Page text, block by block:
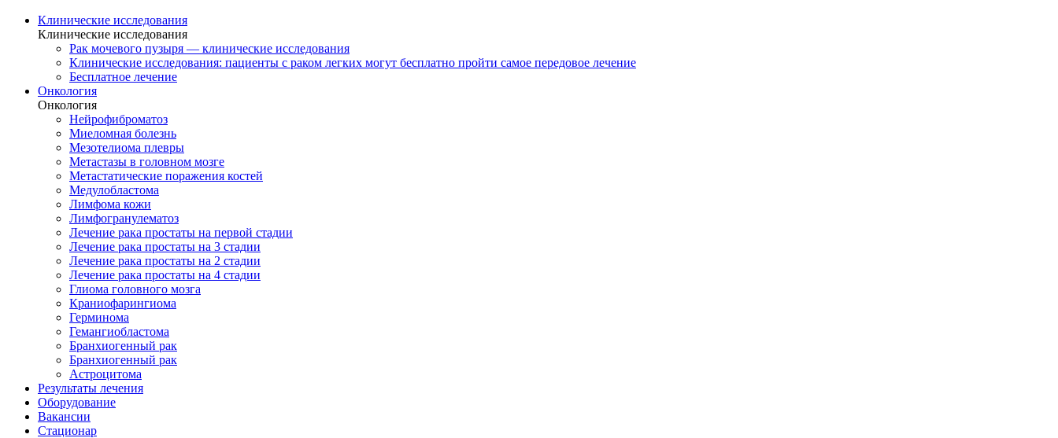
Клинические исследования
Клинические исследования
Рак мочевого пузыря — клинические исследования
Клинические исследования: пациенты с раком легких могут бесплатно пройти самое передовое лечение
Бесплатное лечение
Онкология
Онкология
Нейрофиброматоз
Миеломная болезнь
Мезотелиома плевры
Метастазы в головном мозге
Метастатические поражения костей
Медулобластома
Лимфома кожи
Лимфогранулематоз
Лечение рака простаты на первой стадии
Лечение рака простаты на 3 стадии
Лечение рака простаты на 2 стадии
Лечение рака простаты на 4 стадии
Глиома головного мозга
Краниофарингиома
Герминома
Гемангиобластома
Бранхиогенный рак
Бранхиогенный рак
Астроцитома
Результаты лечения
Оборудование
Вакансии
Стационар